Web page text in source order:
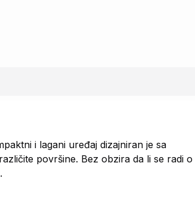
i lagani uređaj dizajniran je sa
površine. Bez obzira da li se radi o